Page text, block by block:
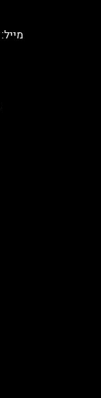
מייל: